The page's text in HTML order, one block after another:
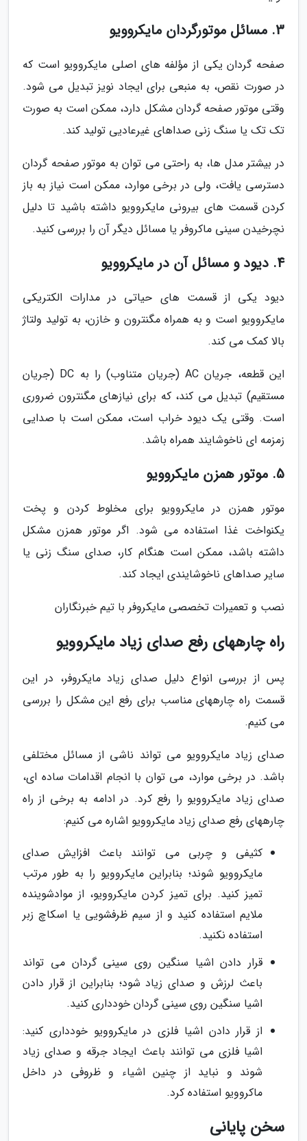
3. مسائل موتورگردان مایکروویو
صفحه گردان یکی از مؤلفه های اصلی مایکروویو است که
در صورت نقص، به منبعی برای ایجاد نویز تبدیل می شود.
وقتی موتور صفحه گردان مشکل دارد، ممکن است به صورت
تک تک یا سنگ زنی صداهای غیرعادیی تولید کند.
در بیشتر مدل ها، به راحتی می توان به موتور صفحه گردان
دسترسی یافت، ولی در برخی موارد، ممکن است نیاز به باز
کردن قسمت های بیرونی مایکروویو داشته باشید تا دلیل
نچرخیدن سینی ماکروفر یا مسائل دیگر آن را بررسی کنید.
4. دیود و مسائل آن در مایکروویو
دیود یکی از قسمت های حیاتی در مدارات الکتریکی
مایکروویو است و به همراه مگنترون و خازن، به تولید ولتاژ
بالا کمک می کند.
این قطعه، جریان AC (جریان متناوب) را به DC (جریان
مستقیم) تبدیل می کند، که برای نیازهای مگنترون ضروری
است. وقتی یک دیود خراب است، ممکن است با صدایی
زمزمه ای ناخوشایند همراه باشد.
5. موتور همزن مایکروویو
موتور همزن در مایکروویو برای مخلوط کردن و پخت
یکنواخت غذا استفاده می شود. اگر موتور همزن مشکل
داشته باشد، ممکن است هنگام کار، صدای سنگ زنی یا
سایر صداهای ناخوشایندی ایجاد کند.
نصب و تعمیرات تخصصی مایکروفر با تیم خبرنگاران
راه چارههای رفع صدای زیاد مایکروویو
پس از بررسی انواع دلیل صدای زیاد مایکروفر، در این
قسمت راه چارههای مناسب برای رفع این مشکل را بررسی
می کنیم.
صدای زیاد مایکروویو می تواند ناشی از مسائل مختلفی
باشد. در برخی موارد، می توان با انجام اقدامات ساده ای،
صدای زیاد مایکروویو را رفع کرد. در ادامه به برخی از راه
چارههای رفع صدای زیاد مایکروویو اشاره می کنیم:
کثیفی و چربی می توانند باعث افزایش صدای
مایکروویو شوند؛ بنابراین مایکروویو را به طور مرتب
تمیز کنید. برای تمیز کردن مایکروویو، از موادشوینده
ملایم استفاده کنید و از سیم ظرفشویی یا اسکاچ زبر
استفاده نکنید.
قرار دادن اشیا سنگین روی سینی گردان می تواند
باعث لرزش و صدای زیاد شود؛ بنابراین از قرار دادن
اشیا سنگین روی سینی گردان خودداری کنید.
از قرار دادن اشیا فلزی در مایکروویو خودداری کنید:
اشیا فلزی می توانند باعث ایجاد جرقه و صدای زیاد
شوند و نباید از چنین اشیاء و ظروفی در داخل
ماکروویو استفاده کرد.
سخن پایانی